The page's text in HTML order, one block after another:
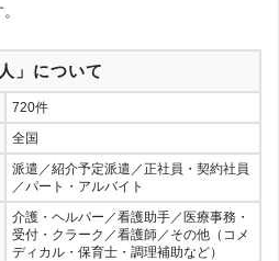
人」について
720件
全国
派遣／紹介予定派遣／正社員・契約社員
／パート・アルバイト
介護・ヘルパー／看護助手／医療事務・
受付・クラーク／看護師／その他（コメ
ディカル・保育士・調理補助など）